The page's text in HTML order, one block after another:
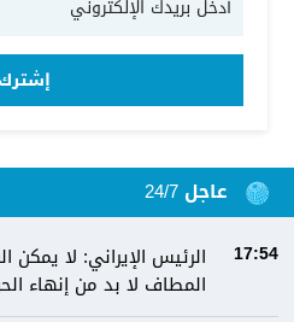
إشترك
عاجل 24/7
17:54
الرئيس الإيراني: لا يمكن
المطاف لا بد من إنهاء